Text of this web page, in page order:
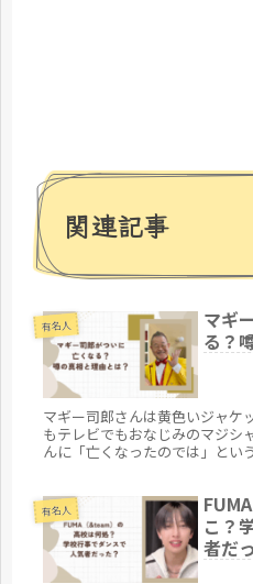
関連記事
有名人
マギ
る？
マギー司郎さんは黄色いジャケ
もテレビでもおなじみのマジシ
んに「亡くなったのでは」とい
有名人
こ？
者だ